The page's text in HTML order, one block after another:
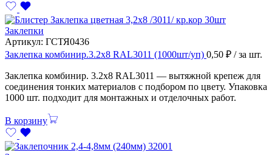
Заклепки
Артикул: ГСТЯ0436
Заклепка комбинир.3.2х8 RAL3011 (1000шт/уп) 0,50 ₽ / за шт.
Заклепка комбинир. 3.2х8 RAL3011 — вытяжной крепеж для
соединения тонких материалов с подбором по цвету. Упаковка
1000 шт. подходит для монтажных и отделочных работ.
В корзину